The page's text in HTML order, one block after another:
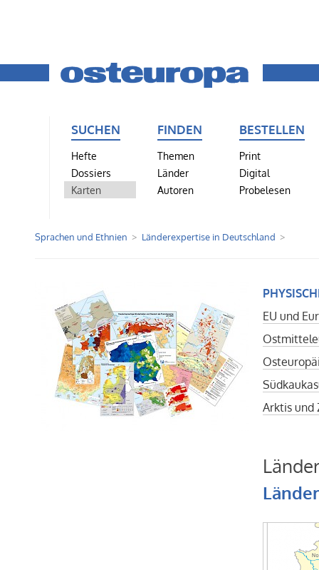
SUCHEN
Hefte
Dossiers
Karten
FINDEN
Themen
Länder
Autoren
BESTELLEN
Print
Digital
Probelesen
Sprachen und Ethnien Länderexpertise in Deutschland
EU und
Arktis und